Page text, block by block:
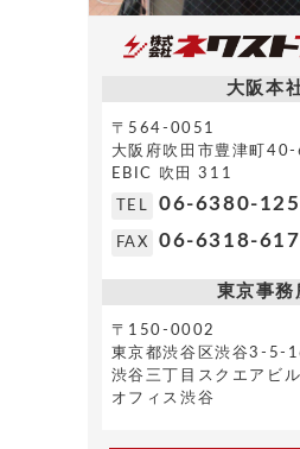
大阪本
〒564-0051
大阪府吹田市豊津町40-
EBIC 吹田 311
TEL 06-6380-
FAX 06-6318-
東京事務
〒150-0002
東京都渋谷区渋谷3-5-
渋谷三丁目スクエアビ
オフィス渋谷